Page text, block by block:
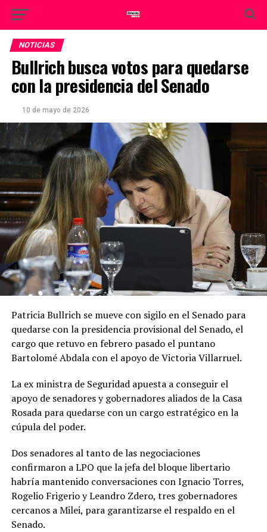
NOTICIAS
Bullrich busca votos para quedarse
con la presidencia del Senado
10 de mayo de 2026
Patricia Bullrich se mueve con sigilo en el Senado para
quedarse con la presidencia provisional del Senado, el
cargo que retuvo en febrero pasado el puntano
Bartolomé Abdala con el apoyo de Victoria Villarruel.
La ex ministra de Seguridad apuesta a conseguir el
apoyo de senadores y gobernadores aliados de la Casa
Rosada para quedarse con un cargo estratégico en la
cúpula del poder.
Dos senadores al tanto de las negociaciones
confirmaron a LPO que la jefa del bloque libertario
habría mantenido conversaciones con Ignacio Torres,
Rogelio Frigerio y Leandro Zdero, tres gobernadores
cercanos a Milei, para garantizarse el respaldo en el
Senado.